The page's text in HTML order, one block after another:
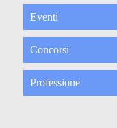
Eventi
Concorsi
Professione